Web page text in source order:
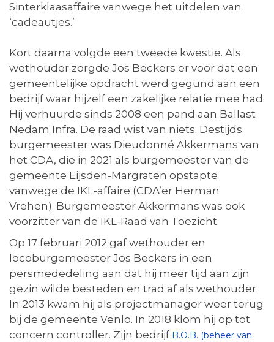
Sinterklaasaffaire vanwege het uitdelen van
‘cadeautjes.’
Kort daarna volgde een tweede kwestie. Als
wethouder zorgde Jos Beckers er voor dat een
gemeentelijke opdracht werd gegund aan een
bedrijf waar hijzelf een zakelijke relatie mee had.
Hij verhuurde sinds 2008 een pand aan Ballast
Nedam Infra. De raad wist van niets. Destijds
burgemeester was Dieudonné Akkermans van
het CDA, die in 2021 als burgemeester van de
gemeente Eijsden-Margraten opstapte
vanwege de IKL-affaire (CDA’er Herman
Vrehen). Burgemeester Akkermans was ook
voorzitter van de IKL-Raad van Toezicht.
Op 17 februari 2012 gaf wethouder en
locoburgemeester Jos Beckers in een
persmededeling aan dat hij meer tijd aan zijn
gezin wilde besteden en trad af als wethouder.
In 2013 kwam hij als projectmanager weer terug
bij de gemeente Venlo. In 2018 klom hij op tot
concern controller. Zijn bedrijf B.O.B. (beheer van